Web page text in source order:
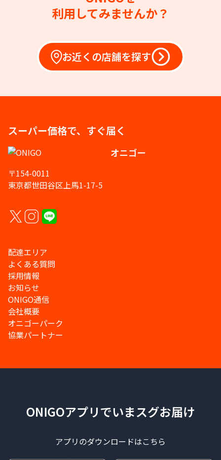
利用してみませんか？
お近くの店舗を探す
スーパー価格で、すぐ届く
オニゴー
〒154-0011
東京都世田谷区上馬1-17-5
配達エリア
よくある質問
採用情報
お知らせ
ONIGO通信
会社概要
オニゴーパーク
協業パートナー
ONIGOアプリでいまスグお届け
アプリのダウンロードはこちら